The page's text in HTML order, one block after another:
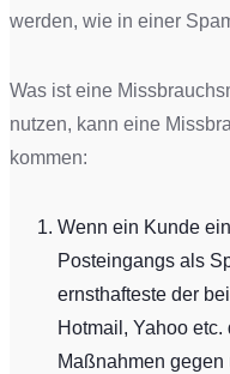
werden, wie in einer
Was ist eine
nutzen, kann eine
kommen:
Wenn ein Kunde
Posteingangs als
ernsthafteste der
Hotmail, Yahoo
Maßnahmen